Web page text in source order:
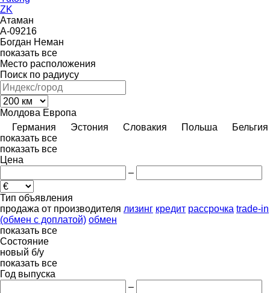
ZK
Атаман
А-09216
Богдан Неман
показать все
Место расположения
Поиск по радиусу
Молдова Европа
Германия
Эстония Словакия Польша
Бельгия
показать все
показать все
Цена
–
Тип объявления
продажа от производителя лизинг кредит рассрочка trade-in
(обмен с доплатой) обмен
показать все
Состояние
новый б/у
показать все
Год выпуска
–